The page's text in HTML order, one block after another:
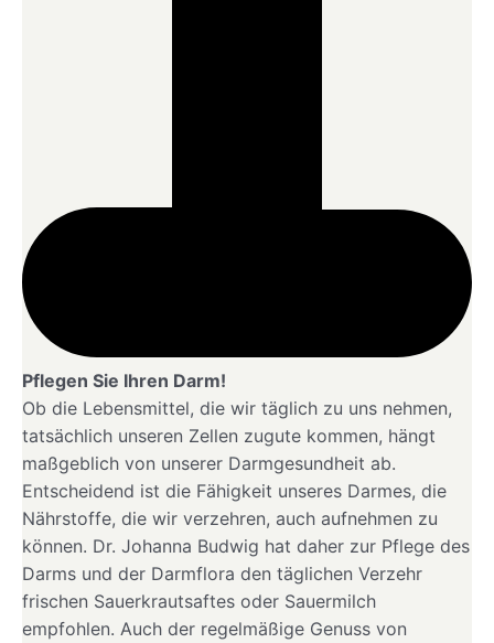
Pflegen Sie Ihren Darm!
Ob die Lebensmittel, die wir täglich zu uns nehmen,
tatsächlich unseren Zellen zugute kommen, hängt
maßgeblich von unserer Darmgesundheit ab.
Entscheidend ist die Fähigkeit unseres Darmes, die
Nährstoffe, die wir verzehren, auch aufnehmen zu
können. Dr. Johanna Budwig hat daher zur Pflege des
Darms und der Darmflora den täglichen Verzehr
frischen Sauerkrautsaftes oder Sauermilch
empfohlen. Auch der regelmäßige Genuss von